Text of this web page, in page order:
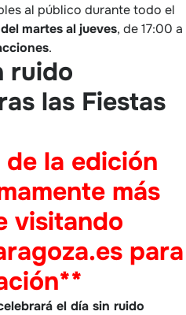
al público durante todo el
delmartesaljueves, de 17:00 a
.
ruido
las Fiestas
la edición
más
visitando
para
el día sin ruido